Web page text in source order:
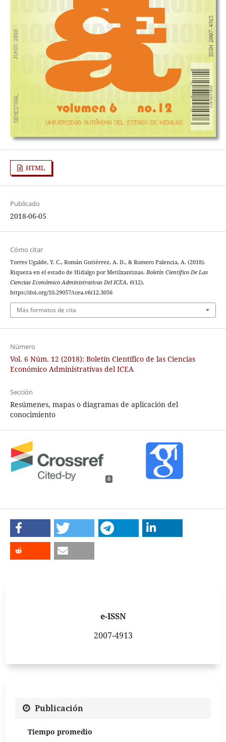
HTML
Publicado
2018-06-05
Cómo citar
Torres Ugalde, Y. C., Román Gutiérrez, A. D., & Romero Palencia, A. (2018).
Riqueza en el estado de Hidalgo por Metilxantinas. Boletín Científico De Las
Ciencias Económico Administrativas Del ICEA, 6(12).
https://doi.org/10.29057/icea.v6i12.3056
Más formatos de cita
Número
Vol. 6 Núm. 12 (2018): Boletín Científico de las Ciencias
Económico Administrativas del ICEA
Sección
Resúmenes, mapas o diagramas de aplicación del
conocimiento
0
e-ISSN
2007-4913
Publicación
Tiempo promedio